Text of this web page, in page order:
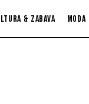
& zabava Moda